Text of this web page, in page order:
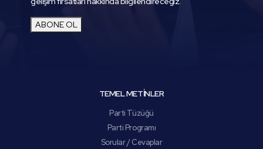
ABONE OL
TEMEL METİNLER
Parti Tüzüğü
Parti Programı
Sorular / Cevaplar